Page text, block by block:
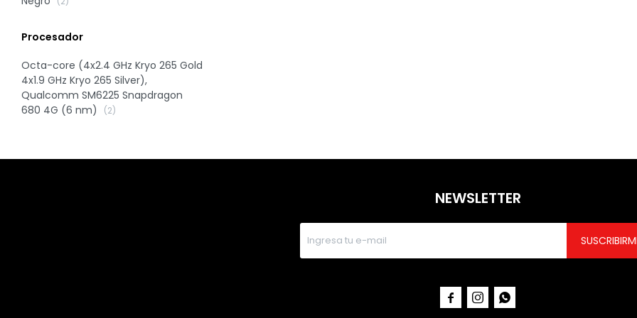
Procesador
Octa-core (4x2.4 GHz Kryo 265 Gold
4x1.9 GHz Kryo 265 Silver),
Qualcomm SM6225 Snapdragon
680 4G (6 nm)
(2)
NEWSLETTER
  